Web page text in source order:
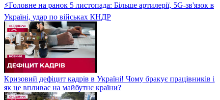
⚡Головне на ранок 5 листопада: Більше артилерії, 5G-зв'язок в
Україні, удар по військах КНДР
Кризовий дефіцит кадрів в Україні! Чому бракує працівників і
як це впливає на майбутнє країни?